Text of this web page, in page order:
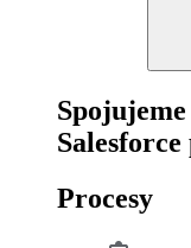
Procesy